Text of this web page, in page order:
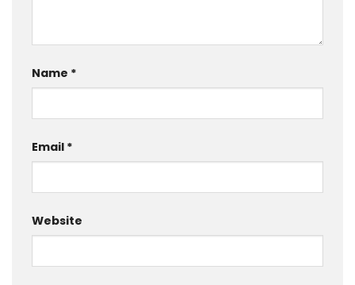
Name *
Email *
Website